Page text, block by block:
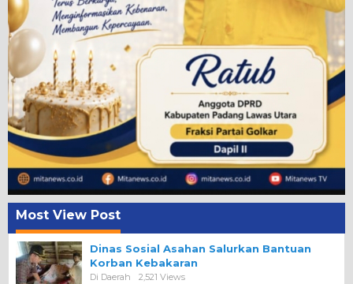
Most View Post
Dinas Sosial Asahan Salurkan Bantuan
Korban Kebakaran
Di Daerah 2,521 Views